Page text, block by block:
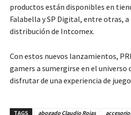
productos están disponibles en
Falabella y SP Digital, entre otras, a
distribución de Intcomex.
Con estos nuevos lanzamientos,
gamers a sumergirse en el universo
disfrutar de una experiencia de
TAGS abogado Claudio Rojas